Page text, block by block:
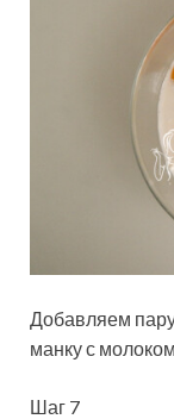
Добавляем
манку с
Шаг 7